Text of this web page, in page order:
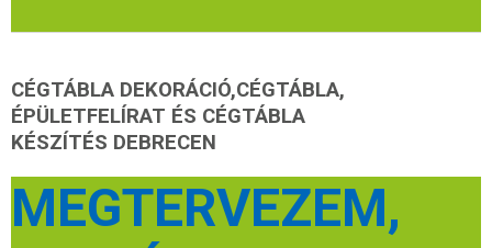
CÉGTÁBLA DEKORÁCIÓ,CÉGTÁBLA,
ÉPÜLETFELÍRAT ÉS CÉGTÁBLA
KÉSZÍTÉS DEBRECEN
MEGTERVEZEM,